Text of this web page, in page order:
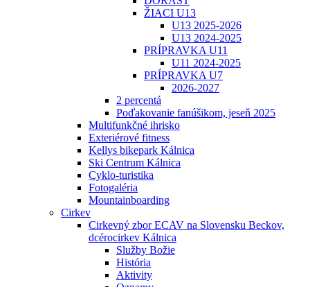
ŽIACI U13
U13 2025-2026
U13 2024-2025
PRÍPRAVKA U11
U11 2024-2025
PRÍPRAVKA U7
2026-2027
2 percentá
Poďakovanie fanúšikom, jeseň 2025
Multifunkčné ihrisko
Exteriérové fitness
Kellys bikepark Kálnica
Ski Centrum Kálnica
Cyklo-turistika
Fotogaléria
Mountainboarding
Cirkev
Cirkevný zbor ECAV na Slovensku Beckov,
dcérocirkev Kálnica
Služby Božie
História
Aktivity